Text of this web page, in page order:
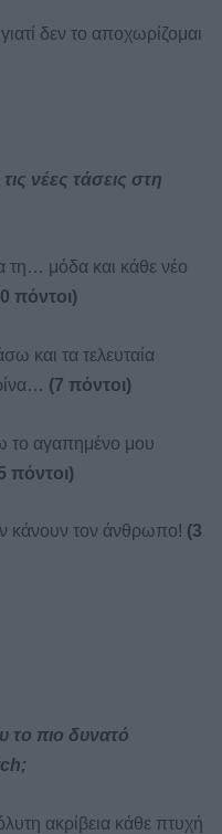
δεν το αποχωρίζομαι
νέες τάσεις στη
τη… μόδα και κάθε νέο
πόντοι)
και τα τελευταία
(7 πόντοι)
το αγαπημένο μου
πόντοι)
κάνουν τον άνθρωπο! (3
τo πιο δυνατό
ακρίβεια κάθε πτυχή